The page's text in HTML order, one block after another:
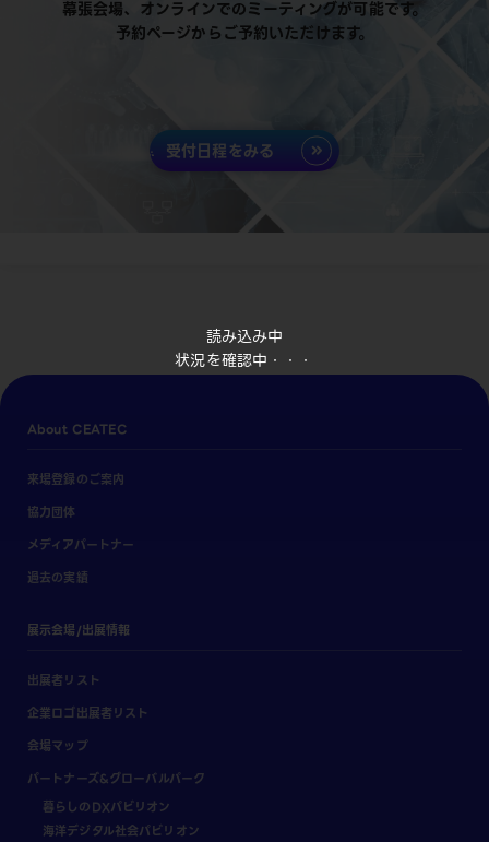
読み込み中
状況を確認中・・・
幕張会場、オンラインでのミーティングが可能です。
予約ページからご予約いただけます。
受付日程をみる
About CEATEC
来場登録のご案内
協力団体
メディアパートナー
過去の実績
展示会場/出展情報
出展者リスト
企業ロゴ出展者リスト
会場マップ
パートナーズ&グローバルパーク
暮らしのDXパビリオン
海洋デジタル社会パビリオン